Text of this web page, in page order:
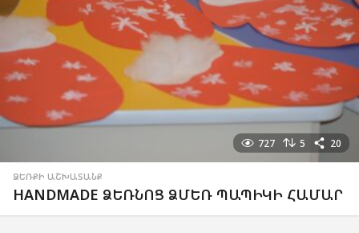
727 5 20
ՁԵՌՔԻ ԱՇԽԱՏԱՆՔ
HANDMADE ՁԵՌՆՈՑ ՁՄԵՌ ՊԱՊԻԿԻ ՀԱՄԱՐ